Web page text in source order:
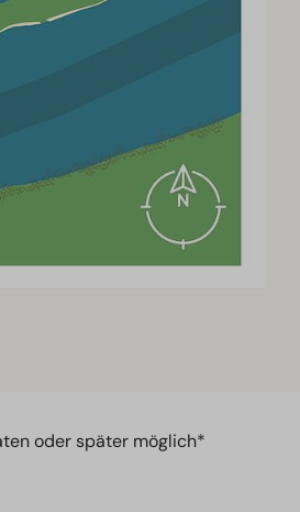
oder später möglich*